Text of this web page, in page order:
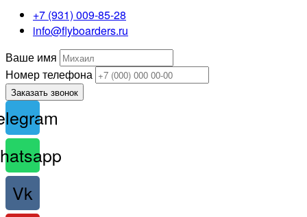
+7 (931) 009-85-28
info@flyboarders.ru
Ваше имя
Номер телефона
Заказать звонок
Vk